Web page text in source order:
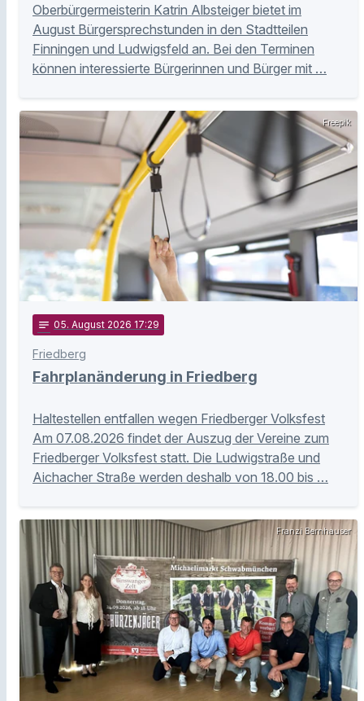
Oberbürgermeisterin Katrin Albsteiger bietet im
August Bürgersprechstunden in den Stadtteilen
Finningen und Ludwigsfeld an. Bei den Terminen
können interessierte Bürgerinnen und Bürger mit …
Freepik
notes 05. August 2026 17:29
Friedberg
Fahrplanänderung in Friedberg
Haltestellen entfallen wegen Friedberger Volksfest
Am 07.08.2026 findet der Auszug der Vereine zum
Friedberger Volksfest statt. Die Ludwigstraße und
Aichacher Straße werden deshalb von 18.00 bis …
Franzi Bernhauser